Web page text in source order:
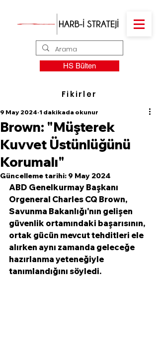
HS Bülten
Fikirler
Brown: "Müşterek
Kuvvet Üstünlüğünü
Korumalı"
9 May 2024 1 dakikada okunur
Güncelleme tarihi: 9 May 2024
ABD Genelkurmay Başkanı
Orgeneral Charles CQ Brown,
Savunma Bakanlığı'nın gelişen
güvenlik ortamındaki başarısının,
ortak gücün mevcut tehditleri ele
alırken aynı zamanda geleceğe
hazırlanma yeteneğiyle
tanımlandığını söyledi.